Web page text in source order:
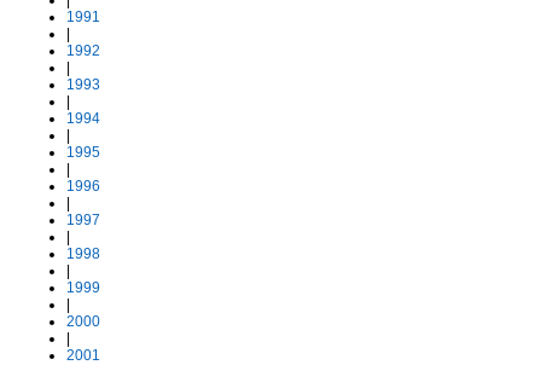
1991
1992
1993
1994
1995
1996
1997
1998
1999
2000
2001